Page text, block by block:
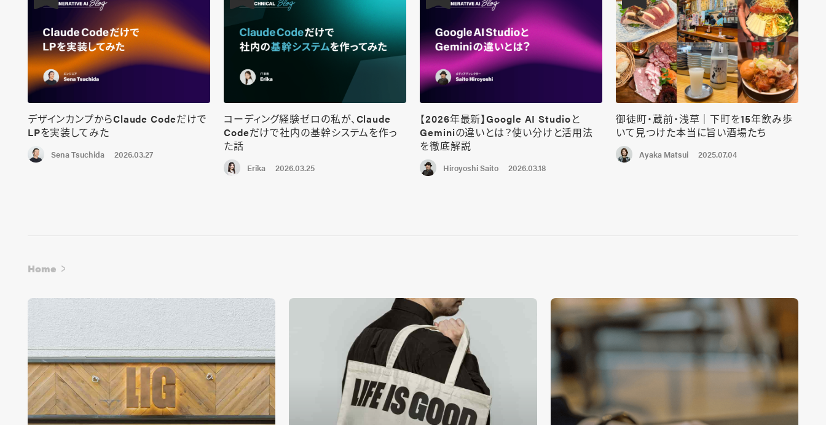
デザインカンプからClaude Codeだけで
LPを実装してみた
Sena Tsuchida 2026.03.27
コーディング経験ゼロの私が、Claude
Codeだけで社内の基幹システムを作っ
た話
Erika 2026.03.25
【2026年最新】Google AI Studioと
Geminiの違いとは？使い分けと活用法
を徹底解説
Hiroyoshi Saito 2026.03.18
御徒町・蔵前・浅草｜下町を15年飲み歩
いて見つけた本当に旨い酒場たち
Ayaka Matsui 2025.07.04
Home